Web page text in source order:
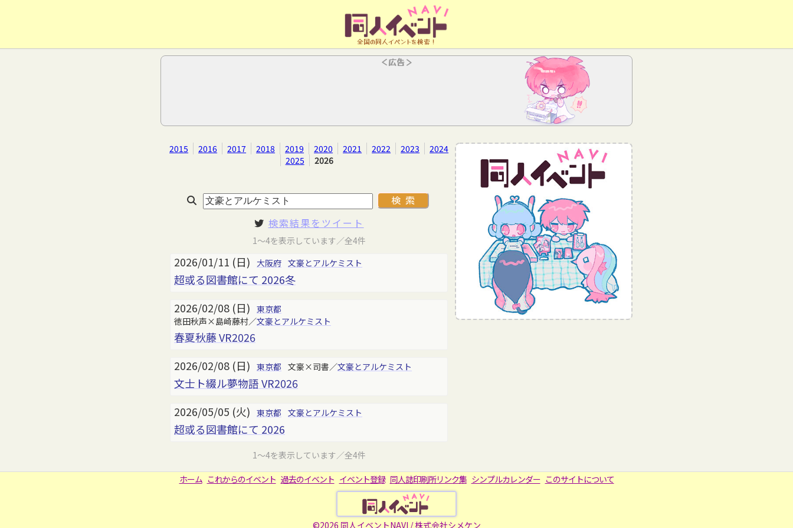
全国の同人イベントを検索！
＜広告＞
2015 2016 2017 2018 2019 2020 2021 2022 2023
2024
2025
2026
検索結果をツイート
1～4を表示しています／全4件
2026/01/11 (日) 大阪府 文豪とアルケミスト
超或る図書館にて 2026冬
2026/02/08 (日) 東京都
徳田秋声×島崎藤村／文豪とアルケミスト
春夏秋藤 VR2026
2026/02/08 (日) 東京都 文豪×司書／文豪とアルケミスト
文士ト綴ル夢物語 VR2026
2026/05/05 (火) 東京都 文豪とアルケミスト
超或る図書館にて 2026
1～4を表示しています／全4件
ホーム これからのイベント 過去のイベント イベント登録 同人誌印刷所リンク集 シンプルカレンダー このサイトについて
©2026 同人イベントNAVI /株式会社シメケン